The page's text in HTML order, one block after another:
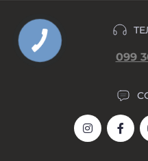
099